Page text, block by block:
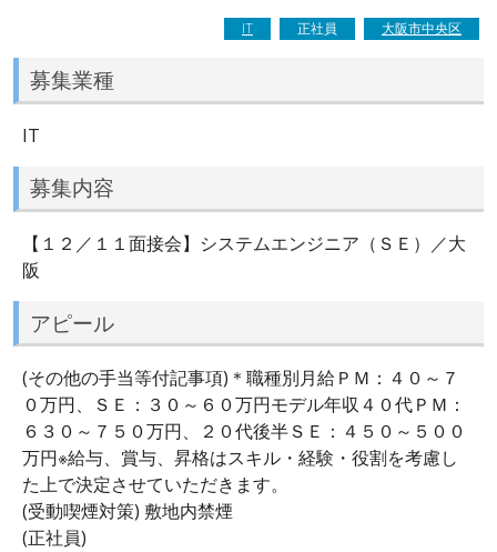
IT 正社員 大阪市中央区
募集業種
IT
募集内容
【１２／１１面接会】システムエンジニア（ＳＥ）／大
阪
アピール
(その他の手当等付記事項)＊職種別月給ＰＭ：４０～７
０万円、ＳＥ：３０～６０万円モデル年収４０代ＰＭ：
６３０～７５０万円、２０代後半ＳＥ：４５０～５００
万円※給与、賞与、昇格はスキル・経験・役割を考慮し
た上で決定させていただきます。
(受動喫煙対策) 敷地内禁煙
(正社員)